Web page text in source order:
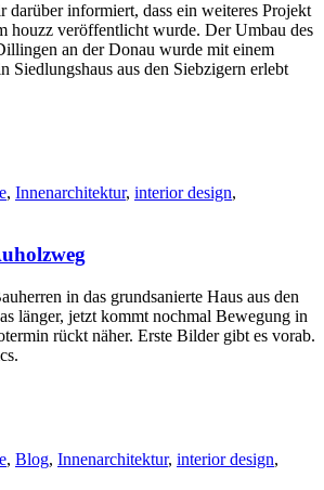
informiert, dass ein weiteres Projekt
houzz veröffentlicht wurde. Der Umbau des
an der Donau wurde mit einem
aus den Siebzigern erlebt
, Innenarchitektur, interior design,
in das grundsanierte Haus aus den
länger, jetzt kommt nochmal Bewegung in
rückt näher. Erste Bilder gibt es vorab.
, Blog, Innenarchitektur, interior design,